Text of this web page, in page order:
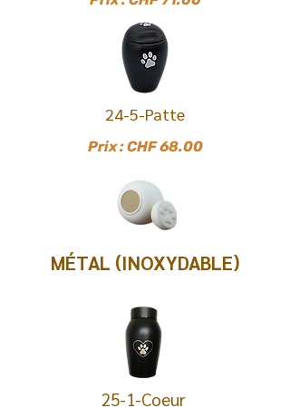
24-5-Patte
Prix : CHF 68.00
MÉTAL (INOXYDABLE)
25-1-Coeur